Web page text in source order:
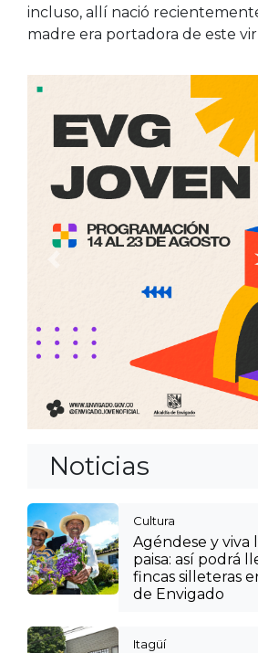
incluso, allí nació
madre era portadora de este
Noticias
Cultura
Agéndese y viva
paisa: así podrá
fincas silleteras
de Envigado
Itagüí